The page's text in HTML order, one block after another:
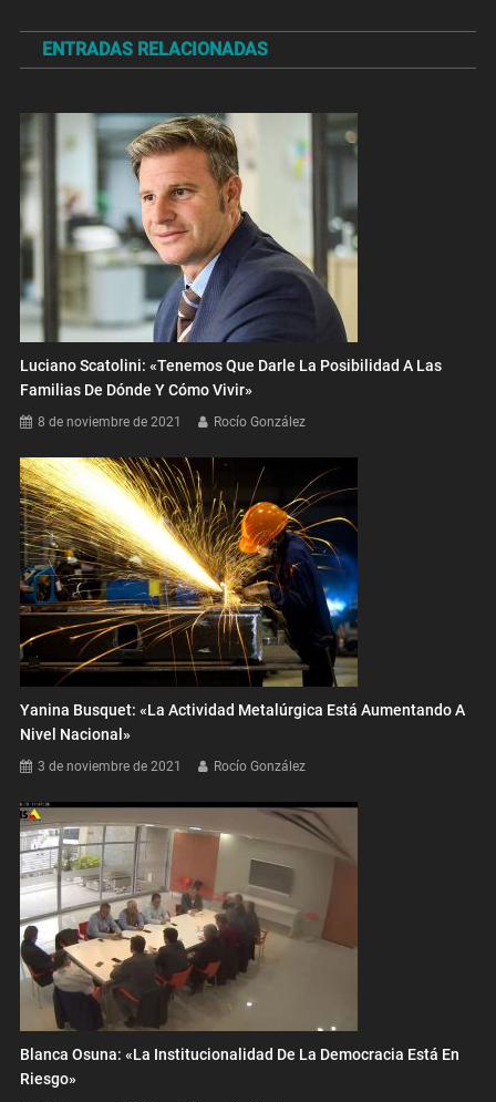
de
entradas
ENTRADAS RELACIONADAS
Luciano Scatolini: «Tenemos Que Darle La Posibilidad A Las
Familias De Dónde Y Cómo Vivir»
8 de noviembre de 2021 Rocío González
Yanina Busquet: «La Actividad Metalúrgica Está Aumentando A
Nivel Nacional»
3 de noviembre de 2021 Rocío González
Blanca Osuna: «La Institucionalidad De La Democracia Está En
Riesgo»